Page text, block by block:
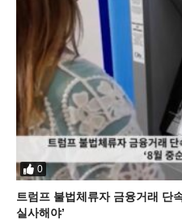
0
트럼프 불법체류자 금융거래 단
실사해야’